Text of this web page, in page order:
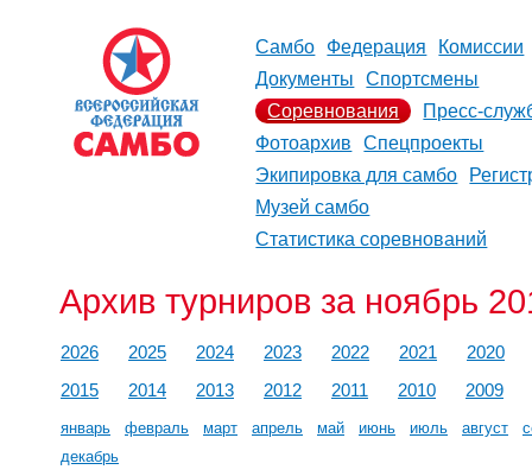
Самбо Федерация
Комиссии
Документы
Спортсмены
Соревнования
Пресс-
Фотоархив
Спецпроекты
Экипировка для самбо
Музей самбо
Статистика соревнований
Архив турниров за ноябрь
2026 2025 2024 2023 2022 2021
2020
2015
2014 2013 2012 2011 2010 2009
январь февраль март апрель май июнь июль август
декабрь